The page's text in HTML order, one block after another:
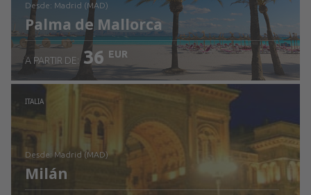
desde: Madrid (MAD)
Palma de Mallorca
Revisa los detalles
A PARTIR DE: 36 EUR
ITALIA
desde: Madrid (MAD)
Milán